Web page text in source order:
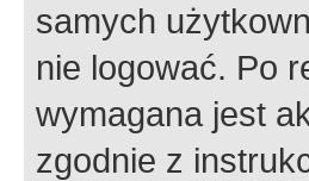
samych
nie logować. Po
wymagana jest
zgodnie z